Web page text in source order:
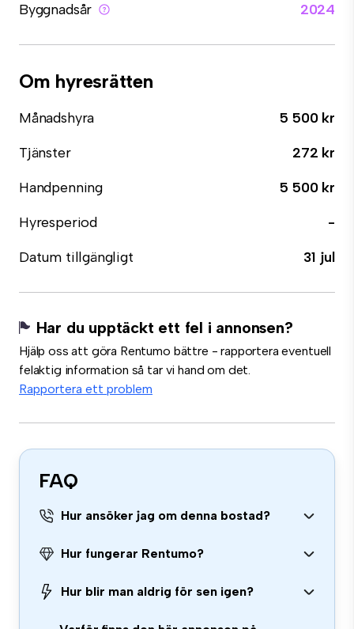
Byggnadsår
2024
Om hyresrätten
Månadshyra
5 500 kr
Tjänster
272 kr
Handpenning
5 500 kr
Hyresperiod
-
Datum tillgängligt
31 jul
Har du upptäckt ett fel i annonsen?
Hjälp oss att göra Rentumo bättre - rapportera eventuell
felaktig information så tar vi hand om det.
Rapportera ett problem
FAQ
Hur ansöker jag om denna bostad?
Hur fungerar Rentumo?
Hur blir man aldrig för sen igen?